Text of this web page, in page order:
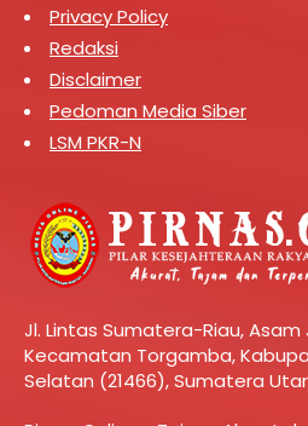
Privacy Policy
Redaksi
Disclaimer
Pedoman Media Siber
LSM PKR-N
Jl. Lintas Sumatera-Riau, Asam
Kecamatan Torgamba,
Selatan (21466), Sumatera